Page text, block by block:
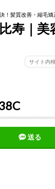
！髪質改善・縮毛
寿｜
送る